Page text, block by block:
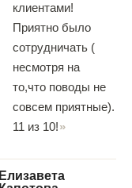
клиентами!
Приятно было
сотрудничать (
несмотря на
то,что поводы не
совсем приятные).
11 из 10!
Елизавета